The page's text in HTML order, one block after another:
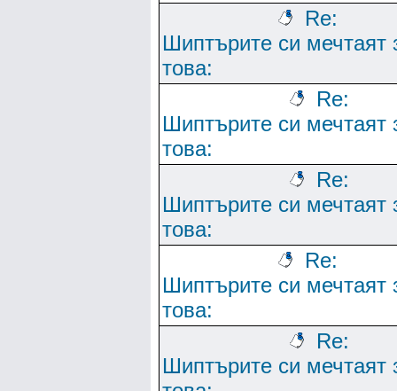
Re:
Шиптърите си мечтаят
това:
Re:
Шиптърите си мечтаят
това:
Re:
Шиптърите си мечтаят
това:
Re:
Шиптърите си мечтаят
това:
Re:
Шиптърите си мечтаят